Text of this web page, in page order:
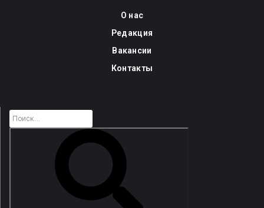
О нас
Редакция
Вакансии
Контакты